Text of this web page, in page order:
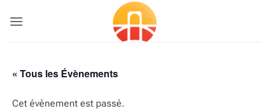
« Tous les Évènements
Cet évènement est passé.